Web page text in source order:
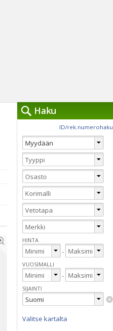
Haku
ID/rek.numerohaku
HINTA
-
VUOSIMALLI
-
SIJAINTI
Valitse kartalta